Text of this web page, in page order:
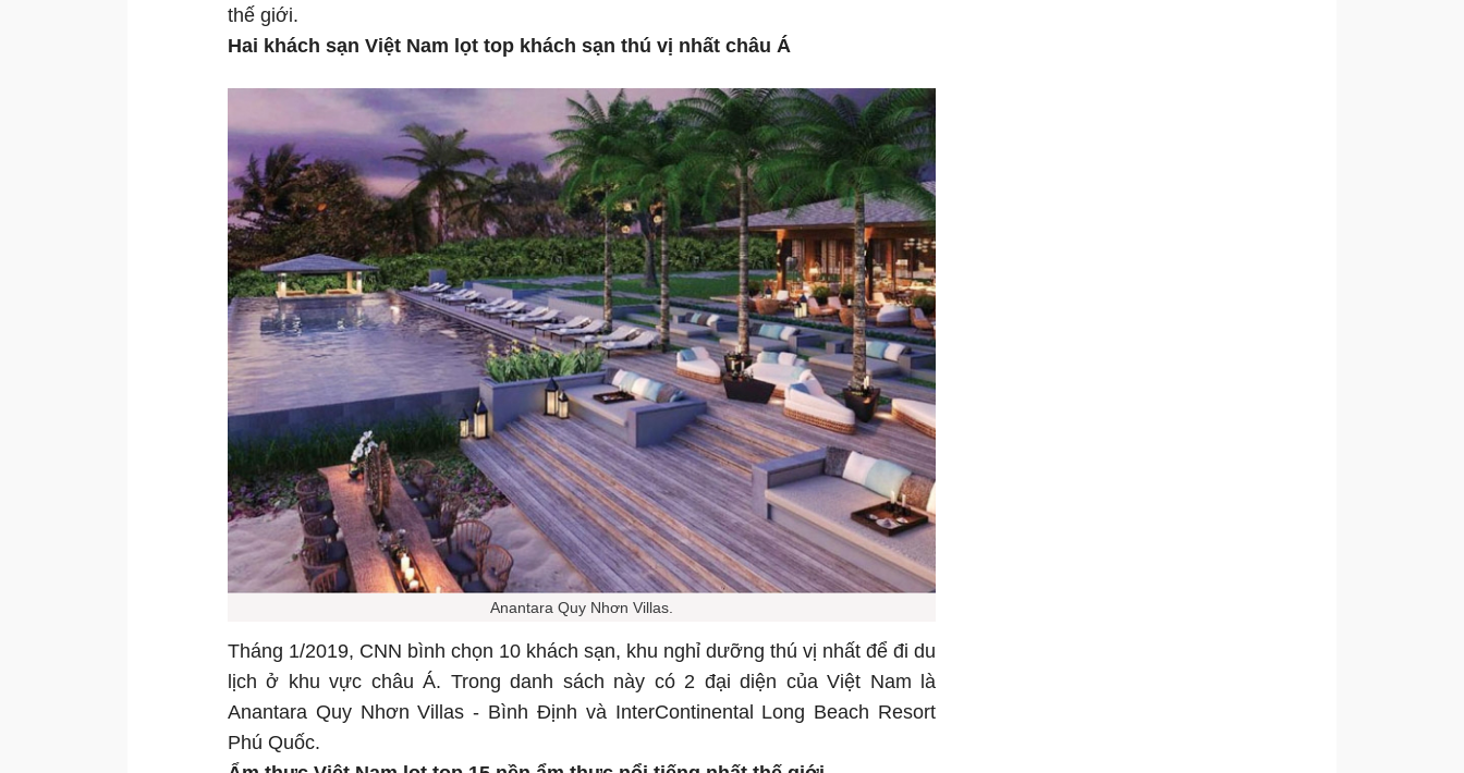
thế giới.
Hai khách sạn Việt Nam lọt top khách sạn thú vị nhất châu Á
Anantara Quy Nhơn Villas.
Tháng 1/2019, CNN bình chọn 10 khách sạn, khu nghỉ dưỡng thú vị nhất để đi du
lịch ở khu vực châu Á. Trong danh sách này có 2 đại diện của Việt Nam là
Anantara Quy Nhơn Villas - Bình Định và InterContinental Long Beach Resort
Phú Quốc.